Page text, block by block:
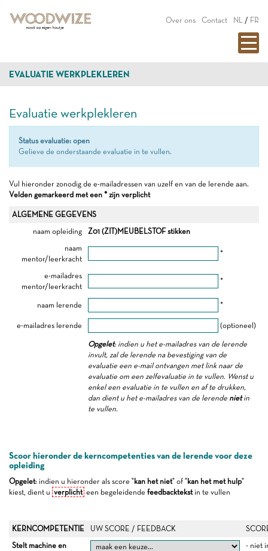
Over ons Contact NL / FR
EVALUATIE WERKPLEKLEREN
Evaluatie werkplekleren
Status evaluatie: open
Gelieve de onderstaande evaluatie in te vullen.
Vul hieronder zonodig de e-mailadressen van uzelf en van de lerende aan.
Velden gemarkeerd met een * zijn verplicht
ALGEMENE GEGEVENS
naam opleiding
Z01 (ZIT)MEUBELSTOF stikken
naam
mentor/leerkracht
*
e-mailadres
mentor/leerkracht
*
naam lerende *
e-mailadres lerende (optioneel)
Opgelet: indien u het e-mailadres van de lerende
invult, zal de lerende na bevestiging van de
evaluatie een e-mail ontvangen met link naar de
evaluatie om een zelfevaluatie in te vullen. Wenst u
enkel een evaluatie in te vullen en af te drukken,
dan dient u het e-mailadres van de lerende nietin
te vullen.
Scoor hieronder de kerncompetenties van de lerende voor deze
opleiding
Opgelet: indien u hieronder als score "kan het niet" of "kan het met hulp"
kiest, dient u verplicht een begeleidende feedbacktekstin te vullen
KERNCOMPETENTIE UW SCORE / FEEDBACK
Stelt machine en
- niet